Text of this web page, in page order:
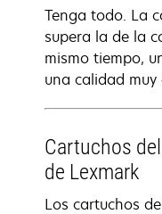
Tenga todo. La
supera la de la
mismo tiempo,
una calidad muy
Cartuchos
de Lexmark
Los cartuchos